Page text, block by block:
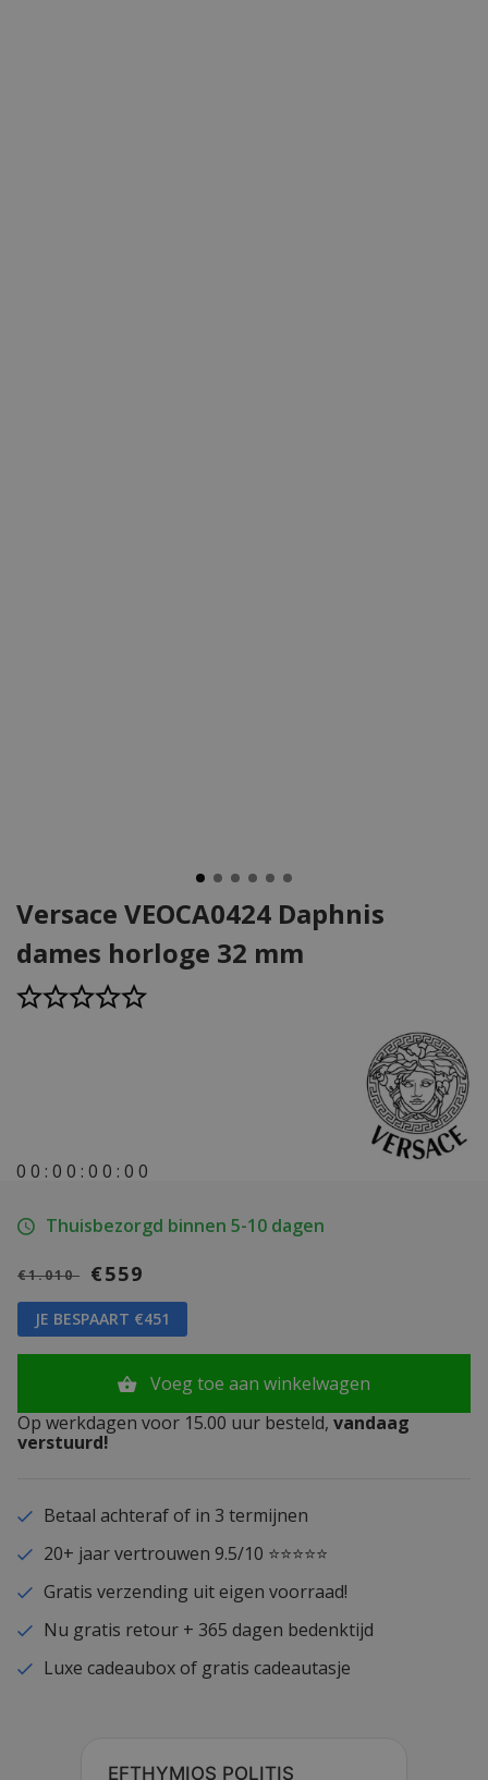
Versace VEOCA0424 Daphnis
dames horloge 32 mm
0 0 : 0 0 : 0 0 : 0 0
Thuisbezorgd binnen 5-10 dagen
€1.010 €559
JE BESPAART €451
Voeg toe aan winkelwagen
Op werkdagen voor 15.00 uur besteld, vandaag
verstuurd!
Betaal achteraf of in 3 termijnen
20+ jaar vertrouwen 9.5/10 ⭐⭐⭐⭐⭐
Gratis verzending uit eigen voorraad!
Nu gratis retour + 365 dagen bedenktijd
Luxe cadeaubox of gratis cadeautasje